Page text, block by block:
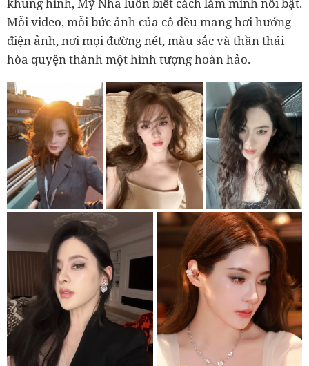
Mỗi video, mỗi bức ảnh của cô đều mang hơi hướng
điện ảnh, nơi mọi đường nét, màu sắc và thần thái
hòa quyện thành một hình tượng hoàn hảo.